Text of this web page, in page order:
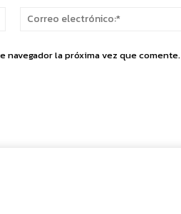
Nombre:*
la próxima vez que comente.